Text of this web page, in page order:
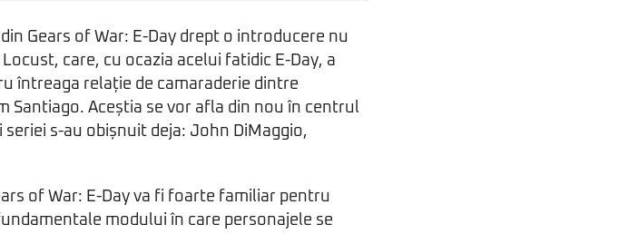
Gears of War: E-Day drept o introducere nu
care, cu ocazia acelui fatidic E-Day, a
întreaga relație de camaraderie dintre
Santiago. Aceștia se vor afla din nou în centrul
s-au obișnuit deja: John DiMaggio,
of War: E-Day va fi foarte familiar pentru
modului în care personajele se